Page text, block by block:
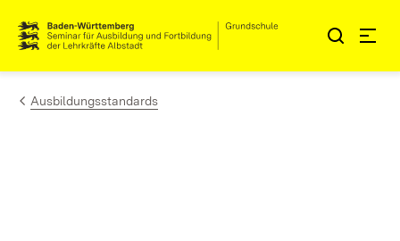
Zum Inhalt springen
Link zur Startseite
Ausbildungsstandards